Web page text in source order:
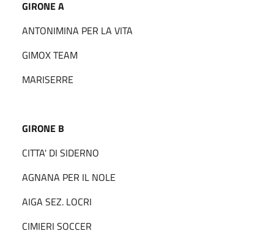
GIRONE A
ANTONIMINA PER LA VITA
GIMOX TEAM
MARISERRE
GIRONE B
CITTA' DI SIDERNO
AGNANA PER IL NOLE
AIGA SEZ. LOCRI
CIMIERI SOCCER